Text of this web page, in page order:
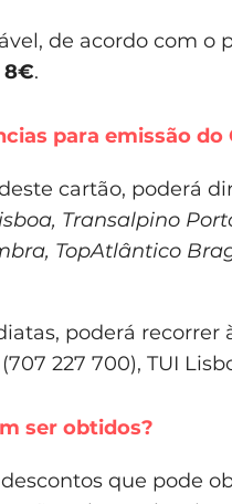
de acordo com o
8€.
para emissão
cartão, poderá
Transalpino
TopAtlântico
poderá recorrer
(707 227 700), TUI
ser obtidos?
que pode